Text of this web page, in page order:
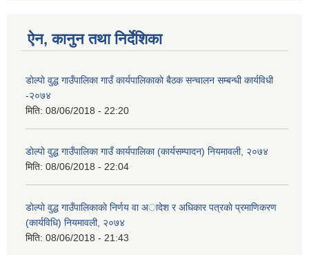
ऐन, कानुन तथा निर्देशिका
डाेल्पाे वुद्ध गाउँपालिका गाउँ कार्यपालिकाकाे बैठक स‌न्चालन सम्बन्धी कार्यविधी
-२०७४
मिति: 08/06/2018 - 22:20
डाेल्पाे वुद्ध गाउँपालिका गाउँ कार्यपालिका (कार्यसम्पादन) नियमावली, २०७४
मिति: 08/06/2018 - 22:04
डाेल्पाे वुद्ध गाउँपालिकाकाे निर्णय वा अादेश र अधिकार पत्रकाे प्रमाणिकरण
(कार्यविधि) नियमावली, २०७४
मिति: 08/06/2018 - 21:43